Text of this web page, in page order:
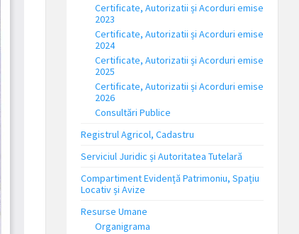
Certificate, Autorizatii și Acorduri emise
2023
Certificate, Autorizatii și Acorduri emise
2024
Certificate, Autorizatii și Acorduri emise
2025
Certificate, Autorizatii și Acorduri emise
2026
Consultări Publice
Registrul Agricol, Cadastru
Serviciul Juridic și Autoritatea Tutelară
Compartiment Evidență Patrimoniu, Spațiu
Locativ și Avize
Resurse Umane
Organigrama